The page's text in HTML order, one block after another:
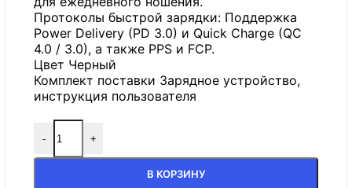
Протоколы быстрой зарядки: Поддержка
Power Delivery (PD 3.0) и Quick Charge (QC
4.0 / 3.0), а также PPS и FCP.
Цвет Черный
Комплект поставки Зарядное устройство,
инструкция пользователя
- +
В КОРЗИНУ